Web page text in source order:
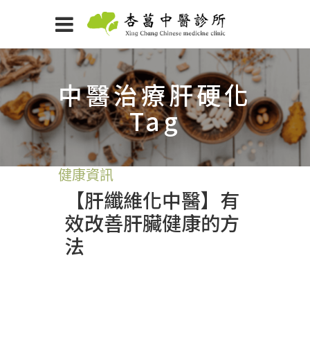
中醫治療肝硬化
Tag
健康資訊
【肝纖維化中醫】有
效改善肝臟健康的方
法